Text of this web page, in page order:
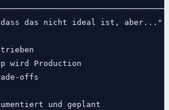
das nicht ideal ist, aber..."
wird Production
offs
und geplant